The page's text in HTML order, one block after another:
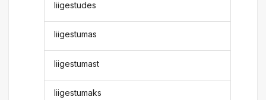
liigestudes
liigestumas
liigestumast
liigestumaks